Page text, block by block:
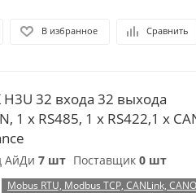
В избранное Сравнить
32 входа 32 выхода
1 x RS485, 1 x RS422,1 x
АйДи 7 шт Поставщик 0 шт
Mobus RTU, Modbus TCP, CANLink,